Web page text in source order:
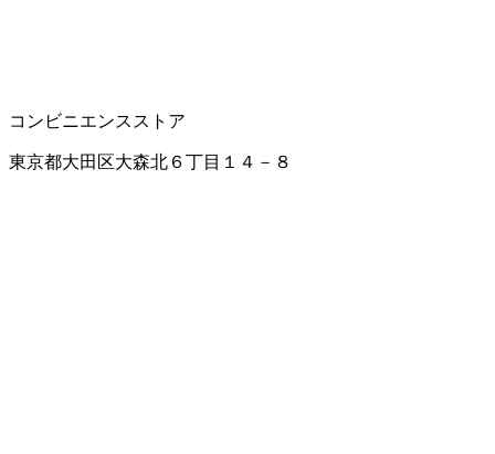
コンビニエンスストア
東京都大田区大森北６丁目１４－８